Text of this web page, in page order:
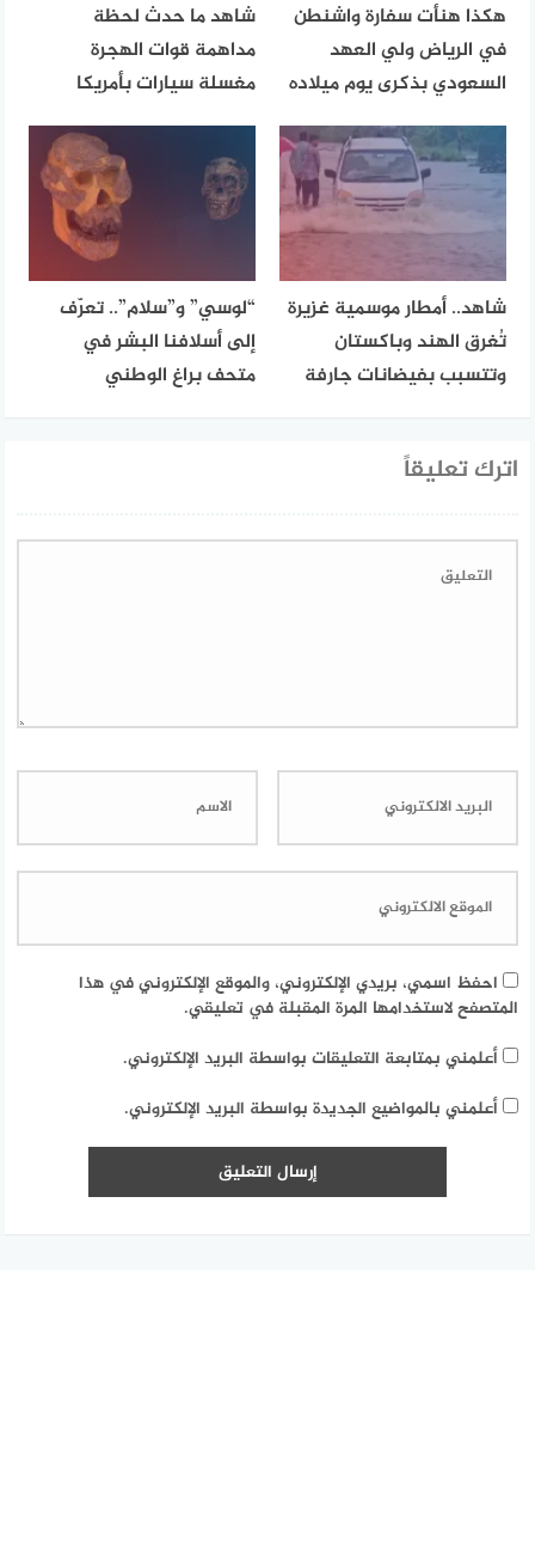
هكذا هنأت سفارة واشنطن
في الرياض ولي العهد
السعودي بذكرى يوم ميلاده
شاهد ما حدث لحظة
مداهمة قوات الهجرة
مغسلة سيارات بأمريكا
شاهد.. أمطار موسمية غزيرة
تُغرق الهند وباكستان
وتتسبب بفيضانات جارفة
“لوسي” و”سلام”.. تعرّف
إلى أسلافنا البشر في
متحف براغ الوطني
اترك تعليقاً
احفظ اسمي، بريدي الإلكتروني، والموقع الإلكتروني في هذا
المتصفح لاستخدامها المرة المقبلة في تعليقي.
أعلمني بمتابعة التعليقات بواسطة البريد الإلكتروني.
أعلمني بالمواضيع الجديدة بواسطة البريد الإلكتروني.